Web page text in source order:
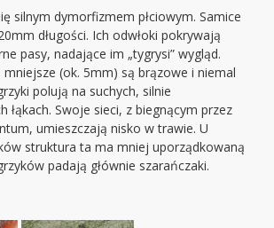
silnym dymorfizmem płciowym. Samice
długości. Ich odwłoki pokrywają
pasy, nadające im „tygrysi” wygląd.
mniejsze (ok. 5mm) są brązowe i niemal
polują na suchych, silnie
łąkach. Swoje sieci, z biegnącym przez
umieszczają nisko w trawie. U
struktura ta ma mniej uporządkowaną
padają głównie szarańczaki.